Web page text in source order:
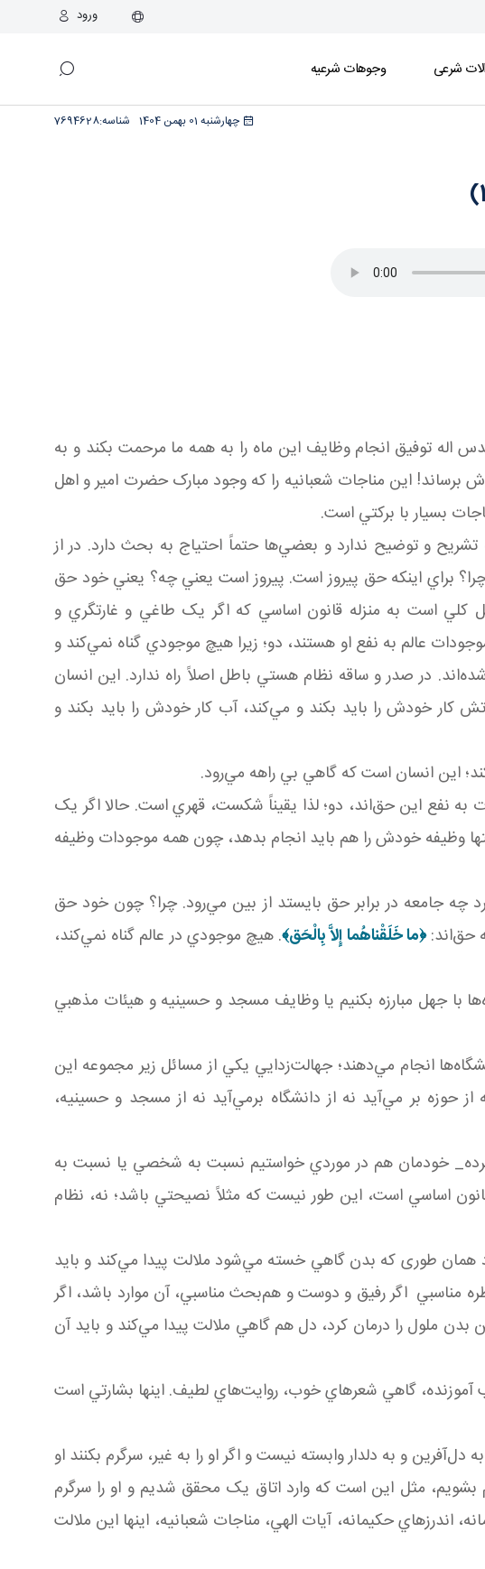
ورود
شرعی وجوهات شرعیه
چهارشنبه 01 بهمن 1404 7694628شناسه:
اله توفيق انجام وظايف اين ماه را به همه ما مرحمت بکند و به
اين مناجات شعبانيه را که وجود مبارک حضرت امير و اهل
بسيار با برکتي است.
و توضيح ندارد و بعضي‌ها حتماً احتياج به بحث دارد. در از
براي اينکه حق پيروز است. پيروز است يعني چه؟ يعني خود حق
کلي است به منزله قانون اساسي که اگر يک طاغي و غارتگري و
عالم به نفع او هستند، دو؛ زيرا هيچ موجودي گناه نمي‌کند و
در صدر و ساقه نظام هستي باطل اصلاً راه ندارد. اين انسان
کار خودش را بايد بکند و مي‌کند، آب کار خودش را بايد بکند و
اين انسان است که گاهي بي راهه مي‌رود.
نفع اين حق‌اند، دو؛ لذا يقيناً شکست، قهري است. حالا اگر يک
وظيفه خودش را هم بايد انجام بدهد، چون همه موجودات وظيفه
چه جامعه در برابر حق بايستد از بين مي‌رود. چرا؟ چون خود حق
حق‌اند:﴿ما خَلَقْناهُما إِلاَّ بِالْحَق‏﴾. هيچ موجودي در عالم گناه نمي‌کند،
با جهل مبارزه بکنيم يا وظايف مسجد و حسينيه و هيئات مذهبي
انجام مي‌دهند؛ جهالت‌زدايي يکي از مسائل زير مجموعه اين
حوزه بر مي‌آيد نه از دانشگاه برمي‌آيد نه از مسجد و حسينيه،
خودمان هم در موردي خواستيم نسبت به شخصي يا نسبت به
اساسي است، اين‌ طور نيست که مثلاً نصيحتي باشد؛ نه، نظام
همان طوری که بدن گاهي خسته مي‌شود ملالت پيدا مي‌کند و بايد
مناسبي اگر رفيق و دوست و هم‌بحث مناسبي، آن موارد باشد، اگر
ملول را درمان کرد، دل هم گاهي ملالت پيدا مي‌کند و بايد آن
گاهي شعرهاي خوب، روايت‌هاي لطيف. اينها بشارتي است
و به دلدار وابسته نيست و اگر او را به غير، سرگرم بکنند او
مثل اين است که وارد اتاق يک محقق شديم و او را سرگرم
حکيمانه، آيات الهي، مناجات شعبانيه، اينها اين ملالت